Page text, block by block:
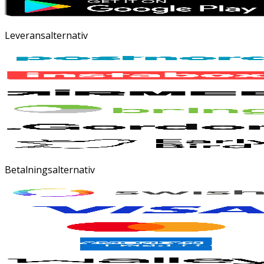
Leveransalternativ
Betalningsalternativ